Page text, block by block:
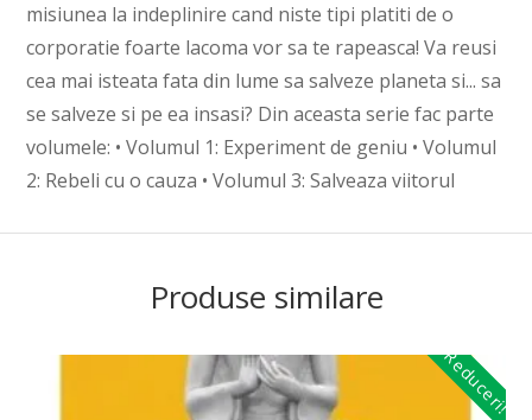
misiunea la indeplinire cand niste tipi platiti de o
corporatie foarte lacoma vor sa te rapeasca! Va reusi
cea mai isteata fata din lume sa salveze planeta si... sa
se salveze si pe ea insasi? Din aceasta serie fac parte
volumele: • Volumul 1: Experiment de geniu • Volumul
2: Rebeli cu o cauza • Volumul 3: Salveaza viitorul
Produse similare
Reduceri!